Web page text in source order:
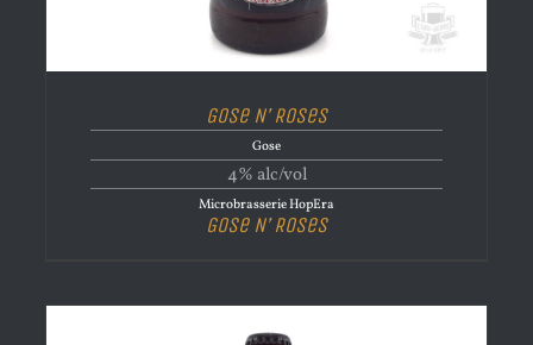
Gose N’ Roses
Gose
4% alc/vol
Microbrasserie HopEra
Gose N’ Roses